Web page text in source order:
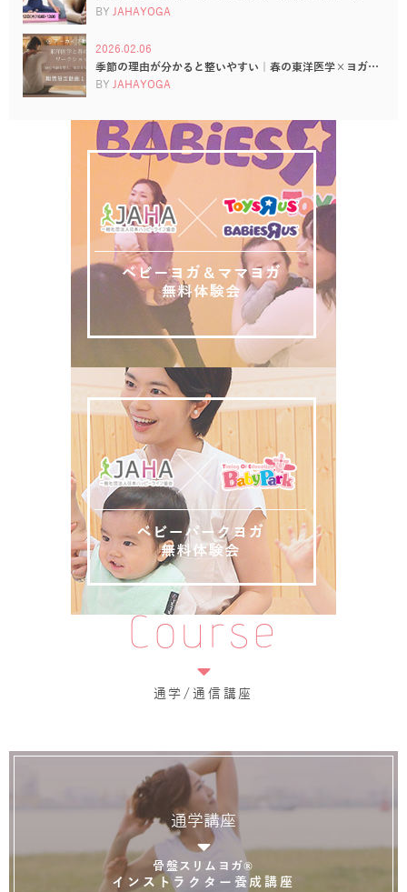
BY JAHAYOGA
2026.02.06
季節の理由が分かると整いやすい｜春の東洋医学×ヨガ…
BY JAHAYOGA
Course
通学/通信講座
通学講座
骨盤スリムヨガ®
インストラクター養成講座